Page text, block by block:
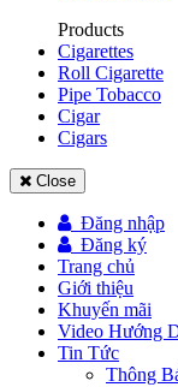
Products
Cigarettes
Roll Cigarette
Pipe Tobacco
Cigar
Cigars
Close
Đăng nhập
Đăng ký
Trang chủ
Giới thiệu
Khuyến mãi
Video Hướng
Tin Tức
Thông